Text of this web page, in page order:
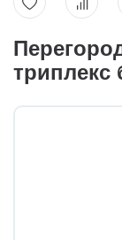
триплекс